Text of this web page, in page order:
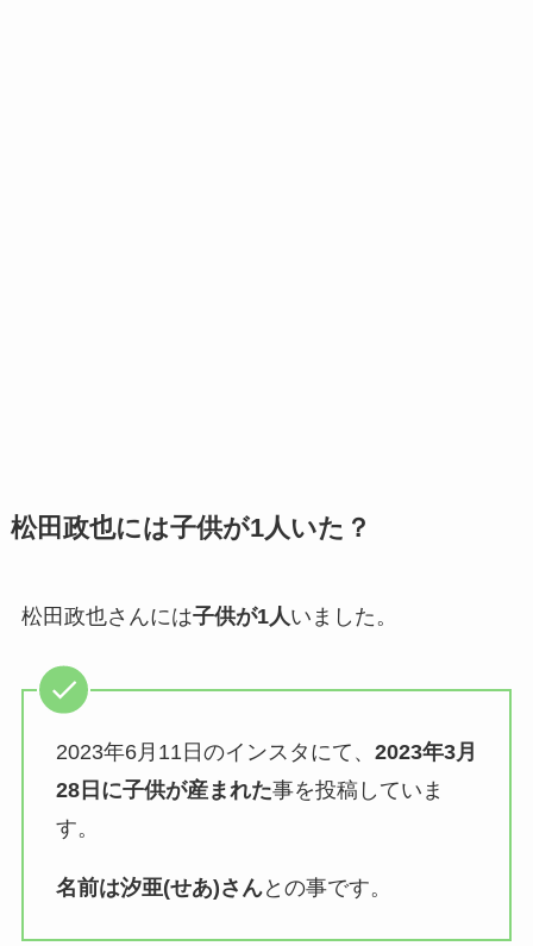
松田政也には子供が1人いた？
松田政也さんには子供が1人 いました。
2023年6月11日のインスタにて、 2023年3月
28日に子供が産まれた事を投稿していま
す。
名前は汐亜(せあ)さんとの事です。